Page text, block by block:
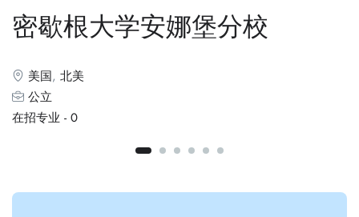
密歇根大学安娜堡分校
美国, 北美
公立
在招专业 - 0